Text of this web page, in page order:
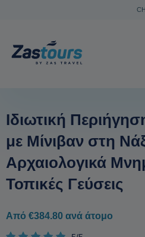
Ιδιωτική
με Μίνιβαν στη
Αρχαιολογικά
Τοπικές Γεύσεις
Από €384.80 ανά άτομο